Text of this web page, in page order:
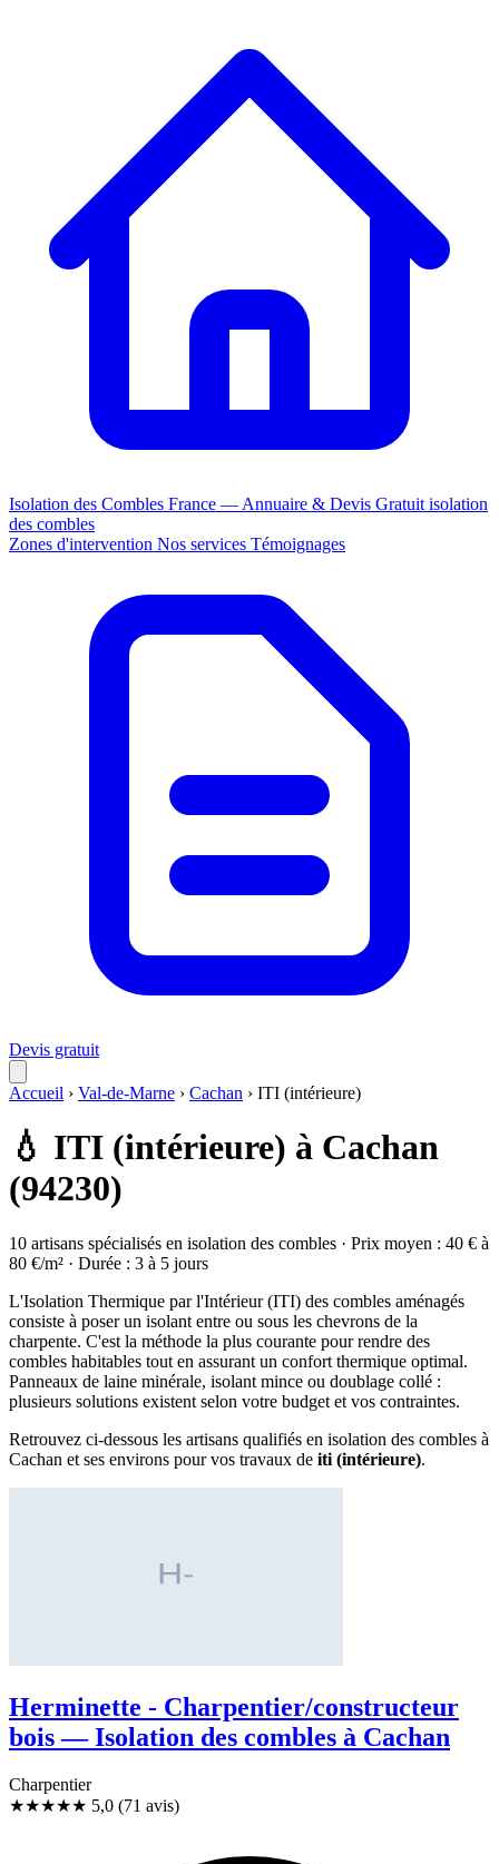
Isolation des Combles France — Annuaire & Devis Gratuit isolation
des combles
Zones d'intervention Nos services Témoignages
Devis gratuit
Accueil › Val-de-Marne › Cachan › ITI (intérieure)
💧 ITI (intérieure) à Cachan
(94230)
10 artisans spécialisés en isolation des combles · Prix moyen : 40 € à
80 €/m² · Durée : 3 à 5 jours
L'Isolation Thermique par l'Intérieur (ITI) des combles aménagés
consiste à poser un isolant entre ou sous les chevrons de la
charpente. C'est la méthode la plus courante pour rendre des
combles habitables tout en assurant un confort thermique optimal.
Panneaux de laine minérale, isolant mince ou doublage collé :
plusieurs solutions existent selon votre budget et vos contraintes.
Retrouvez ci-dessous les artisans qualifiés en isolation des combles à
Cachan et ses environs pour vos travaux de iti (intérieure).
Herminette - Charpentier/constructeur
bois — Isolation des combles à Cachan
Charpentier
★★★★★ 5,0 (71 avis)